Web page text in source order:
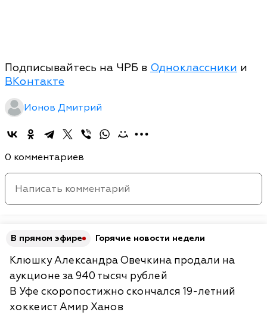
Подписывайтесь на ЧРБ в Одноклассники и
ВКонтакте
Ионов Дмитрий
0 комментариев
В прямом эфире Горячие новости недели
Клюшку Александра Овечкина продали на
аукционе за 940 тысяч рублей
В Уфе скоропостижно скончался 19-летний
хоккеист Амир Ханов